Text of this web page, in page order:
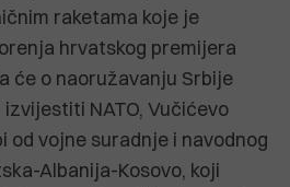
raketama koje je
hrvatskog premijera
će o naoružavanju Srbije
NATO, Vučićevo
od vojne suradnje i navodnog
Albanija-Kosovo, koji